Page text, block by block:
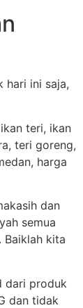
hari ini saja,
dan
semua
Baiklah kita
dari produk
dan tidak